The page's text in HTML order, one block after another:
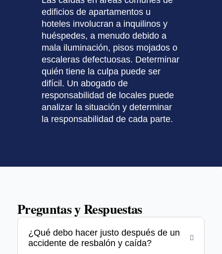
edificios de apartamentos u
hoteles involucran a inquilinos y
huéspedes, a menudo debido a
mala iluminación, pisos mojados o
escaleras defectuosas. Determinar
quién tiene la culpa puede ser
difícil. Un abogado de
responsabilidad de locales puede
analizar la situación y determinar
la responsabilidad de cada parte.
Preguntas y Respuestas
¿Qué debo hacer justo después de un
accidente de resbalón y caída?